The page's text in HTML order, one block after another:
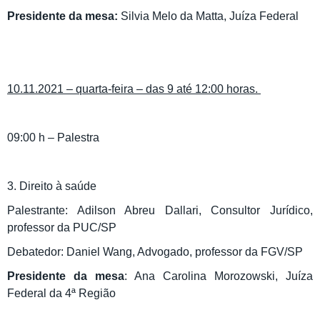
Presidente da mesa: Silvia Melo da Matta, Juíza Federal
10.11.2021 – quarta-feira – das 9 até 12:00 horas.
09:00 h – Palestra
3. Direito à saúde
Palestrante: Adilson Abreu Dallari, Consultor Jurídico,
professor da PUC/SP
Debatedor: Daniel Wang, Advogado, professor da FGV/SP
Presidente da mesa: Ana Carolina Morozowski, Juíza
Federal da 4ª Região